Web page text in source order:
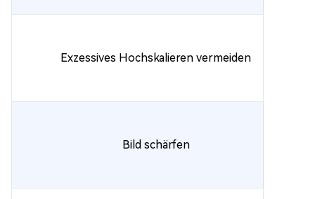
Exzessives Hochskalieren vermeiden
Bild schärfen